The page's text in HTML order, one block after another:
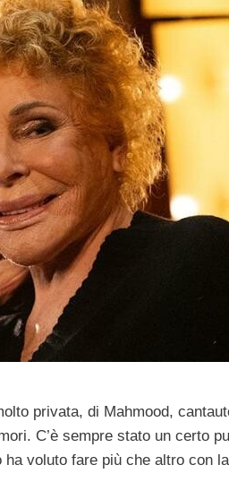
privata, di Mahmood,
C’è sempre stato un certo
voluto fare più che altro con